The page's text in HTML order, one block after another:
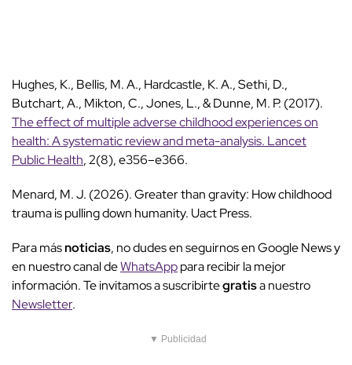
Hughes, K., Bellis, M. A., Hardcastle, K. A., Sethi, D.,
Butchart, A., Mikton, C., Jones, L., & Dunne, M. P. (2017).
The effect of multiple adverse childhood experiences on
health: A systematic review and meta-analysis. Lancet
Public Health, 2(8), e356–e366.
Menard, M. J. (2026). Greater than gravity: How childhood
trauma is pulling down humanity. Uact Press.
Para másnoticias, no dudes en seguirnos en Google News y
en nuestro canal deWhatsApppara recibir la mejor
información. Te invitamos a suscribirtegratisa nuestro
Newsletter.
▼ Publicidad